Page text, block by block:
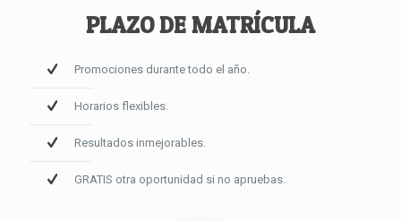
PLAZO DE MATRÍCULA
Promociones durante todo el año.
Horarios flexibles.
Resultados inmejorables.
GRATIS otra oportunidad si no apruebas.